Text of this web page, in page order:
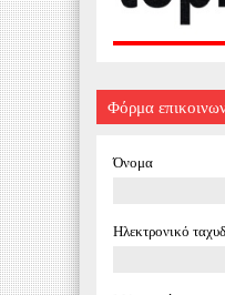
Φόρμα
Όνομα
Ηλεκτρονικό